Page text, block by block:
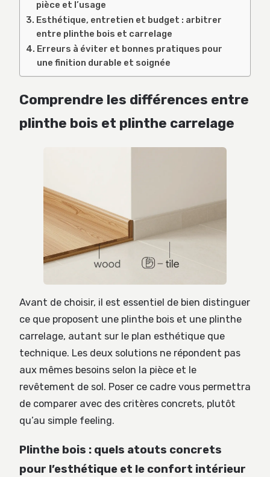
pièce et l’usage
Esthétique, entretien et budget : arbitrer
entre plinthe bois et carrelage
Erreurs à éviter et bonnes pratiques pour
une finition durable et soignée
Comprendre les différences entre
plinthe bois et plinthe carrelage
Avant de choisir, il est essentiel de bien distinguer
ce que proposent une plinthe bois et une plinthe
carrelage, autant sur le plan esthétique que
technique. Les deux solutions ne répondent pas
aux mêmes besoins selon la pièce et le
revêtement de sol. Poser ce cadre vous permettra
de comparer avec des critères concrets, plutôt
qu’au simple feeling.
Plinthe bois : quels atouts concrets
pour l’esthétique et le confort intérieur